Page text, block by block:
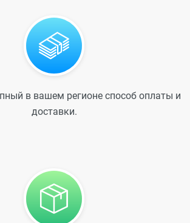
в вашем регионе способ оплаты и
доставки.